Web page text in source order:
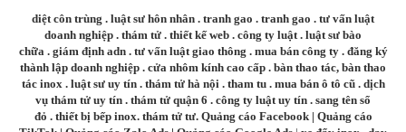
diệt côn trùng . luật sư hôn nhân . tranh gao . tranh gao . tư vấn luật
doanh nghiệp . thám tử . thiết kế web . công ty luật . luật sư bào
chữa . giám định adn. tư vấn luật giao thông . mua bán công ty. đăng ký
thành lập doanh nghiệp . cửa nhôm kính cao cấp . bàn thao tác, bàn thao
tác inox . luật sư uy tín. thám tử hà nội . tham tu. mua bán ô tô cũ. dịch
vụ thám tử uy tín . thám tử quận 6 . công ty luật uy tín . sang tên sổ
đỏ . thiết bị bếp inox. thám tử tư. Quảng cáo Facebook| Quảng cáo